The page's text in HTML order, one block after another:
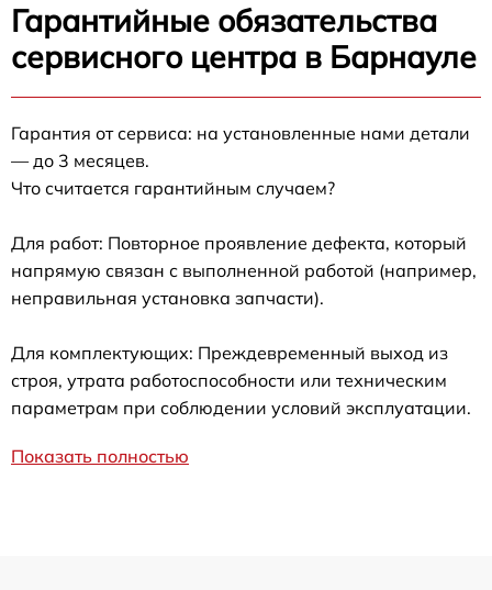
Гарантийные обязательства
сервисного центра в Барнауле
Гарантия от сервиса: на установленные нами детали
— до 3 месяцев.
Что считается гарантийным случаем?
Для работ: Повторное проявление дефекта, который
напрямую связан с выполненной работой (например,
неправильная установка запчасти).
Для комплектующих: Преждевременный выход из
строя, утрата работоспособности или техническим
параметрам при соблюдении условий эксплуатации.
Показать полностью